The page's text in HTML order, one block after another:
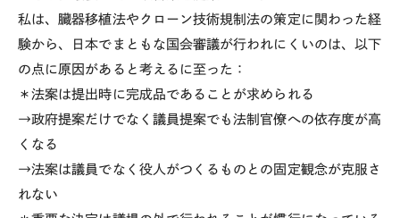
私は、臓器移植法やクローン技術規制法の策定に関わった経
験から、日本でまともな国会審議が行われにくいのは、以下
の点に原因があると考えるに至った：
＊法案は提出時に完成品であることが求められる
→政府提案だけでなく議員提案でも法制官僚への依存度が高
くなる
→法案は議員でなく役人がつくるものとの固定観念が克服さ
れない